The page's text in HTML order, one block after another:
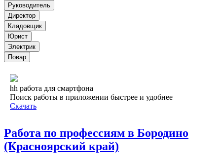
Руководитель
Директор
Кладовщик
Юрист
Электрик
Повар
hh работа для смартфона
Поиск работы в приложении быстрее и удобнее
Скачать
Работа по профессиям в Бородино
(Красноярский край)